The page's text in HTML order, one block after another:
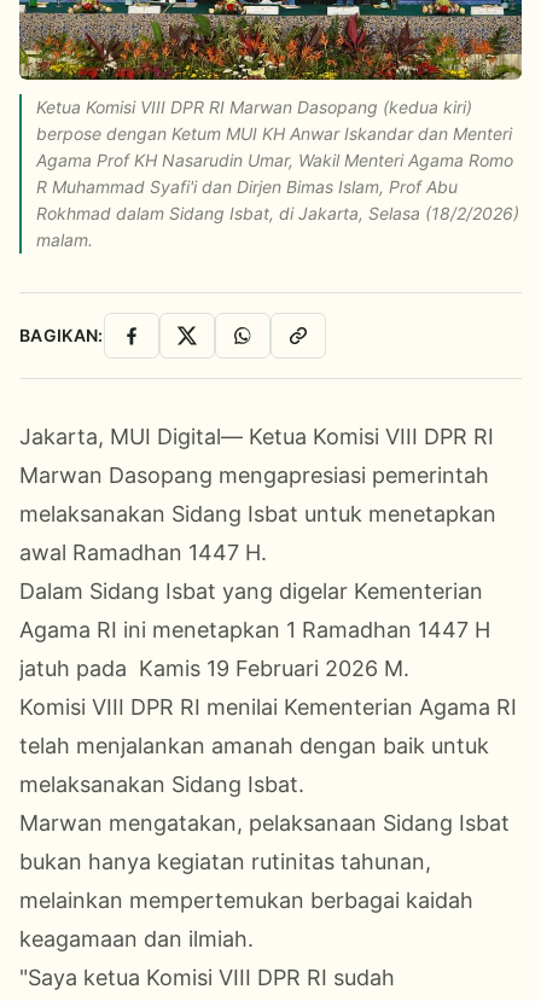
Ketua Komisi VIII DPR RI Marwan Dasopang (kedua kiri)
berpose dengan Ketum MUI KH Anwar Iskandar dan Menteri
Agama Prof KH Nasarudin Umar, Wakil Menteri Agama Romo
R Muhammad Syafi'i dan Dirjen Bimas Islam, Prof Abu
Rokhmad dalam Sidang Isbat, di Jakarta, Selasa (18/2/2026)
malam.
BAGIKAN: Facebook
X WhatsAppSalin Link
Jakarta, MUI Digital— Ketua Komisi VIII DPR RI
Marwan Dasopang mengapresiasi pemerintah
melaksanakan Sidang Isbat untuk menetapkan
awal Ramadhan 1447 H.
Dalam Sidang Isbat yang digelar Kementerian
Agama RI ini menetapkan 1 Ramadhan 1447 H
jatuh pada Kamis 19 Februari 2026 M.
Komisi VIII DPR RI menilai Kementerian Agama RI
telah menjalankan amanah dengan baik untuk
melaksanakan Sidang Isbat.
Marwan mengatakan, pelaksanaan Sidang Isbat
bukan hanya kegiatan rutinitas tahunan,
melainkan mempertemukan berbagai kaidah
keagamaan dan ilmiah.
"Saya ketua Komisi VIII DPR RI sudah